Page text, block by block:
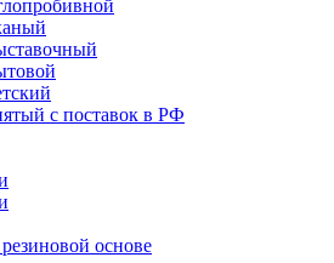
с поставок в РФ
основе